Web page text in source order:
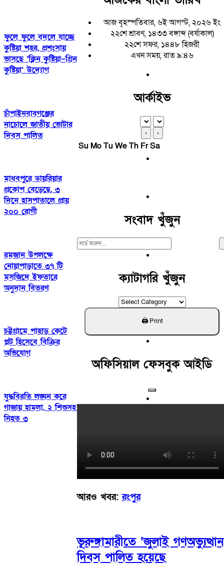
ফুলে ফুলে বদলে যাচ্ছে
কুষ্টিয়া শহর, প্রশংসায়
ভাসছে ‘ক্লিন কুষ্টিয়া–গ্রিন
কুষ্টিয়া’ উদ্যোগ
চাঁপাইনবাবগঞ্জের
নাচোলে জাতীয় ভোটার
দিবস পালিত
মাধবপুরে ডায়রিয়ার
প্রকোপ বেড়েছে, ৩
দিনে হাসপাতালে প্রায়
২০০ রোগী
রমজান উপলক্ষে
নোয়াপাড়াতে ৩৭ টি
মসজিদে ইফতারে
অনুদান বিতরণ
চট্টগ্রামে পাহাড় কেটে
প্লট হিসেবে বিক্রির
অভিযোগ
যুদ্ধবিরতি লঙ্ঘন করে
গাজায় হামলা, ২ শিশুসহ
নিহত ৩
আজ বৃহস্পতিবার, ৬ই আগস্ট, ২০২৬ ইং
২২শে শ্রাবণ, ১৪৩৩ বঙ্গাব্দ (বর্ষাকাল)
২২শে সফর, ১৪৪৮ হিজরী
এখন সময়, রাত ৯:৪৬
আর্কাইভ
‹ ›
Su MoTu WeTh FrSa
সংবাদ খুঁজুন
Search
ক্যাটাগরি খুঁজুন
ক্যাটাগরি
খুঁজুন
অফিসিয়াল ফেসবুক আইডি
আরও খবর:রংপুর
ভূরুঙ্গামারীতে ‘জুলাই গণঅভ্যুত্থান
দিবস পালিত হয়েছে